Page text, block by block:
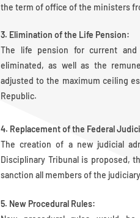
the term of office of the ministers
3. Elimination of the Life Pension:
The life pension for current
eliminated, as well as the
adjusted to the maximum ceiling
Republic.
4. Replacement of the Federal
The creation of a new judicial
Disciplinary Tribunal is proposed,
sanction all members of the
5. New Procedural Rules: